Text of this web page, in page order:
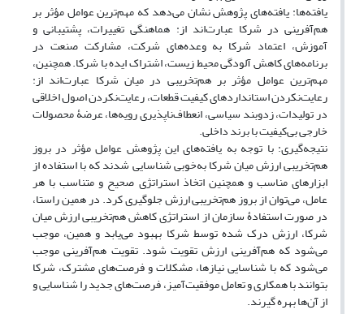
یافته‌ها: یافته‌های پژوهش نشان می‌دهد که مهم‌ترین عوامل مؤثر بر
هم‌آفرینی در شرکا عبارت‌اند از: هماهنگی تغییرات، پشتیبانی و
آموزش، اعتماد شرکا به وعده‌های شرکت، مشارکت صنعت در
برنامه‌های کاهش آلودگی محیط زیست، اشتراک ایده با شرکا. همچنین،
مهم‌ترین عوامل مؤثر بر هم‌تخریبی در میان شرکا عبارت‌اند از:
رعایت‌نکردن استانداردهای کیفیت قطعات، رعایت‌نکردن اصول اخلاقی
در تولیدات، زدوبند سیاسی، انعطاف‌ناپذیری رویه‌ها، عرضۀ محصولات
خارجی بی‌کیفیت با برند داخلی.
نتیجه‌گیری: با توجه به یافته‌های این پژوهش عوامل مؤثر در بروز
هم‌تخریبی ارزش میان شرکا به‌خوبی شناسایی شدند که با استفاده از
ابزارهای مناسب و همچنین اتخاذ استراتژی صحیح و متناسب با هر
عامل، می‌توان از بروز هم‌تخریبی ارزش جلوگیری کرد. در همین راستا،
در صورت استفادۀ سازمان از استراتژی کاهش هم‌تخریبی ارزش میان
شرکا، ارزش درک شده توسط شرکا بهبود می‌یابد و همین، موجب
می‌شود که هم‌آفرینی ارزش تقویت شود. تقویت هم‌آفرینی موجب
می‌شود که با شناسایی نیازها، مشکلات و فرصت‌های مشترک، شرکا
بتوانند با همکاری و تعامل موفقیت‌آمیز، فرصت‌های جدید را شناسایی و
از آن‌ها بهره گیرند.